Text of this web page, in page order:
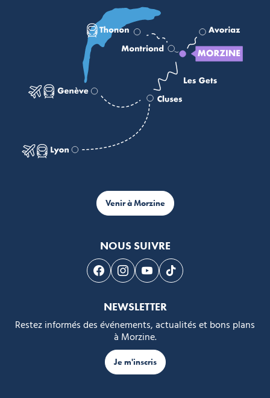
Venir à Morzine
NOUS SUIVRE
Suivez-nous sur Facebook
Suivez-nous sur Instagram
Suivez-nous sur Youtube
Suivez-nous sur
NEWSLETTER
Restez informés des événements, actualités et bons plans
à Morzine.
Je m'inscris